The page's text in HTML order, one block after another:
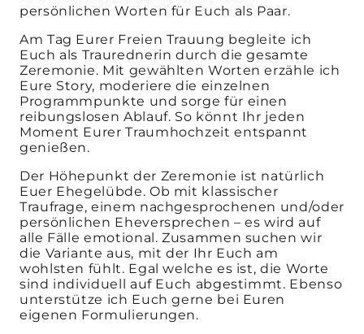
persönlichen Worten für Euch als Paar.
Am Tag Eurer Freien Trauung begleite ich
Euch als Traurednerin durch die gesamte
Zeremonie. Mit gewählten Worten erzähle ich
Eure Story, moderiere die einzelnen
Programmpunkte und sorge für einen
reibungslosen Ablauf. So könnt Ihr jeden
Moment Eurer Traumhochzeit entspannt
genießen.
Der Höhepunkt der Zeremonie ist natürlich
Euer Ehegelübde. Ob mit klassischer
Traufrage, einem nachgesprochenen und/oder
persönlichen Eheversprechen – es wird auf
alle Fälle emotional. Zusammen suchen wir
die Variante aus, mit der Ihr Euch am
wohlsten fühlt. Egal welche es ist, die Worte
sind individuell auf Euch abgestimmt. Ebenso
unterstütze ich Euch gerne bei Euren
eigenen Formulierungen.